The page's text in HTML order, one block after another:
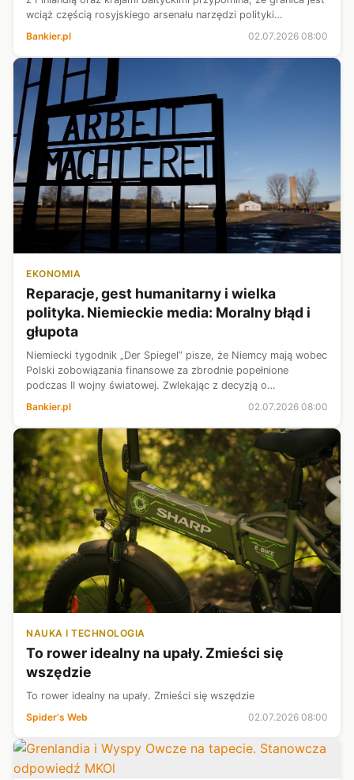
wciąż częścią rosyjskiego arsenału narzędzi polityki
mediów. Od
Bankier.pl 02.07.2026 08:00
EKONOMIA
Reparacje, gest humanitarny i wielka
polityka. Niemieckie media: Moralny błąd i
głupota
Niemiecki tygodnik „Der Spiegel” pisze, że Niemcy mają wobec
Polski zobowiązania finansowe za zbrodnie popełnione
podczas II wojny światowej. Zwlekając z decyzją o
humanitarnym geście, rząd w Berlinie popełnia moralny błąd, a
z politycznego punktu wi...
Bankier.pl 02.07.2026 08:00
NAUKA I TECHNOLOGIA
To rower idealny na upały. Zmieści się
wszędzie
To rower idealny na upały. Zmieści się wszędzie
Spider's Web
02.07.2026 08:00